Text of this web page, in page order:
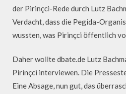
der Pirinçci-Rede durch Lutz
Verdacht, dass die Pegida-
wussten, was Pirinçci öffentlich
Daher wollte dbate.de Lutz
Pirinçci interviewen. Die
Eine Absage, nun gut, das